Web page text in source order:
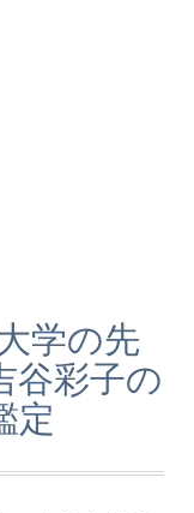
学の先
谷彩子の
定